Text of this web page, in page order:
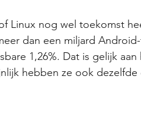
Linux nog wel toekomst
dan een miljard
1,26%. Dat is gelijk
hebben ze ook